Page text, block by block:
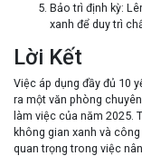
Bảo trì định kỳ:
xanh để duy trì
Lời Kết
Việc áp dụng đầy đủ 10
ra một văn phòng
làm việc của năm 2025.
không gian xanh và
quan trọng trong việc